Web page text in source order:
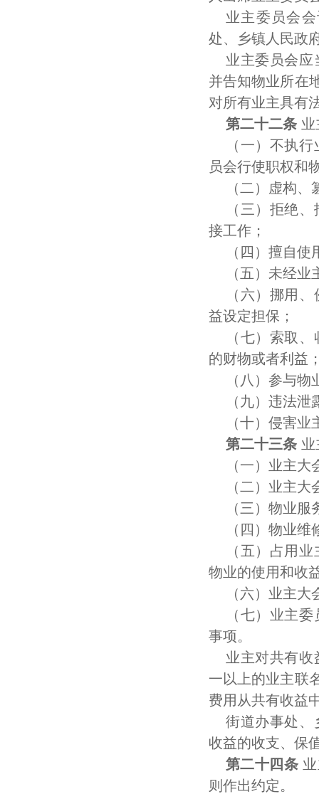
业主委员会
处、乡镇人民政
业主委员会应
并告知物业所在
对所有业主具有
第二十二条 业
（一）不执
员会行使职权和
（二）虚构
（三）拒绝
接工作；
（四）擅自
（五）未经
（六）挪用
益设定担保；
（七）索取
的财物或者利益
（八）参与
（九）违法
（十）侵害
第二十三条 业
（一）业主
（二）业主
（三）物业服
（四）物业
（五）占用
物业的使用和收
（六）业主
（七）业主
事项。
业主对共有收
一以上的业主联
费用从共有收益
街道办事处、
收益的收支、保
第二十四条
则作出约定。